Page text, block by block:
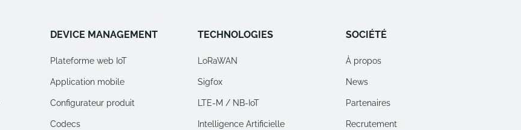
DEVICE MANAGEMENT
Plateforme web IoT
Application mobile
Configurateur produit
Codecs
TECHNOLOGIES
LoRaWAN
Sigfox
LTE-M / NB-IoT
Intelligence Artificielle
SOCIÉTÉ
À propos
News
Partenaires
Recrutement